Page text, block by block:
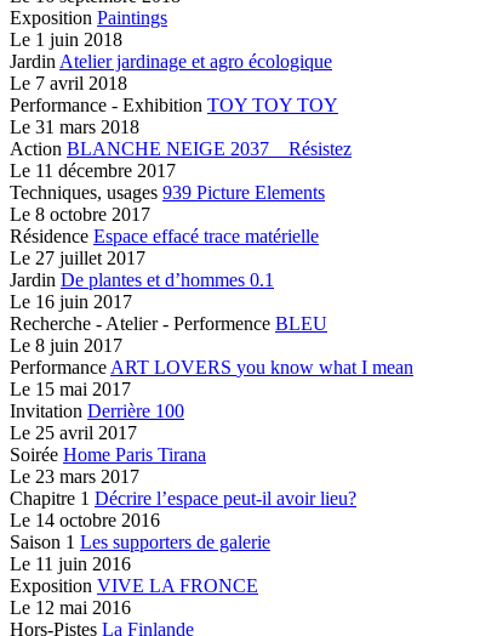
Exposition Paintings
Le 1 juin 2018
Jardin Atelier jardinage et agro écologique
Le 7 avril 2018
Performance - Exhibition TOY TOY TOY
Le 31 mars 2018
Action BLANCHE NEIGE 2037 _ Résistez
Le 11 décembre 2017
Techniques, usages 939 Picture Elements
Le 8 octobre 2017
Résidence Espace effacé trace matérielle
Le 27 juillet 2017
Jardin De plantes et d’hommes 0.1
Le 16 juin 2017
Recherche - Atelier - Performence BLEU
Le 8 juin 2017
Performance ART LOVERS you know what I mean
Le 15 mai 2017
Invitation Derrière 100
Le 25 avril 2017
Soirée Home Paris Tirana
Le 23 mars 2017
Chapitre 1 Décrire l’espace peut-il avoir lieu?
Le 14 octobre 2016
Saison 1 Les supporters de galerie
Le 11 juin 2016
Exposition VIVE LA FRONCE
Le 12 mai 2016
Hors-Pistes La Finlande